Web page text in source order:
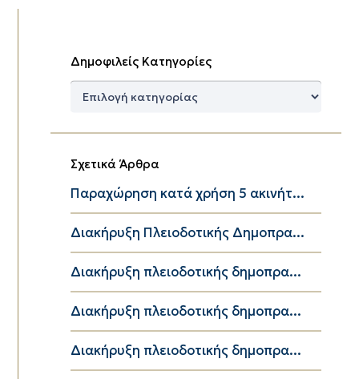
Δημοφιλείς Κατηγορίες
Δημοφιλείς
Σχετικά Άρθρα
Παραχώρηση κατά χρήση 5 ακινήτ...
Διακήρυξη Πλειοδοτικής Δημοπρα...
Διακήρυξη πλειοδοτικής δημοπρα...
Διακήρυξη πλειοδοτικής δημοπρα...
Διακήρυξη πλειοδοτικής δημοπρα...